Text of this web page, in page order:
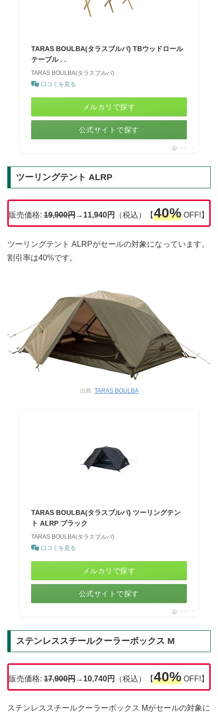
TARAS BOULBA(タラスブルバ) TBウッドロール
テーブル . .
TARAS BOULBA(タラスブルバ)
口コミを見る
メルカリで探す
公式サイトで探す
ポチップ
ツーリングテント ALRP
販売価格: 19,900円→11,940円 （税込）【40% OFF!】
ツーリングテント ALRPがセールの対象になっています。
割引率は40%です。
出典: TARAS BOULBA
TARAS BOULBA(タラスブルバ) ツーリングテン
ト ALRP ブラック
TARAS BOULBA(タラスブルバ)
口コミを見る
メルカリで探す
公式サイトで探す
ポチップ
ステンレススチールクーラーボックス M
販売価格: 17,900円→10,740円 （税込）【40% OFF!】
ステンレススチールクーラーボックス Mがセールの対象に